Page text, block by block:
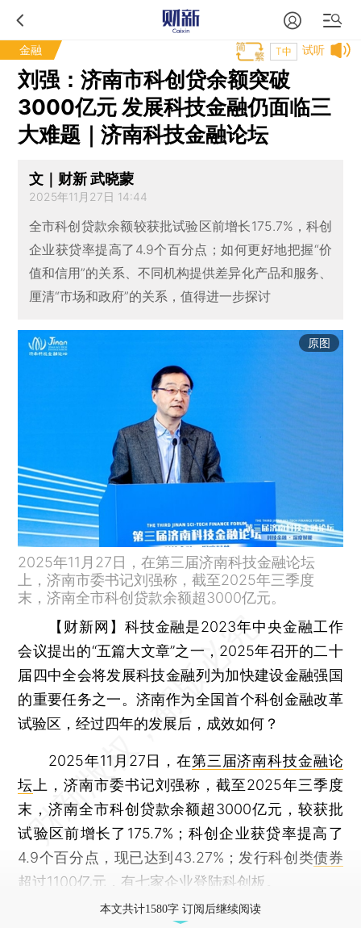
金融 试听
T中
刘强：济南市科创贷余额突破
3000亿元 发展科技金融仍面临三
大难题｜济南科技金融论坛
文｜财新 武晓蒙
2025年11月27日 14:44
全市科创贷款余额较获批试验区前增长175.7%，科创
企业获贷率提高了4.9个百分点；如何更好地把握“价
值和信用”的关系、不同机构提供差异化产品和服务、
厘清“市场和政府”的关系，值得进一步探讨
原图
2025年11月27日，在第三届济南科技金融论坛
上，济南市委书记刘强称，截至2025年三季度
末，济南全市科创贷款余额超3000亿元。
【财新网】 科技金融是2023年中央金融工作
会议提出的“五篇大文章”之一，2025年召开的二十
届四中全会将发展科技金融列为加快建设金融强国
的重要任务之一。济南作为全国首个科创金融改革
试验区，经过四年的发展后，成效如何？
2025年11月27日，在第三届济南科技金融论
坛 上，济南市委书记刘强称，截至2025年三季度
末，济南全市科创贷款余额超3000亿元，较获批
试验区前增长了175.7%；科创企业获贷率提高了
4.9个百分点，现已达到43.27%；发行科创类债券
超过1100亿元，有七家企业登陆科创板。
本文共计1580字 订阅后继续阅读